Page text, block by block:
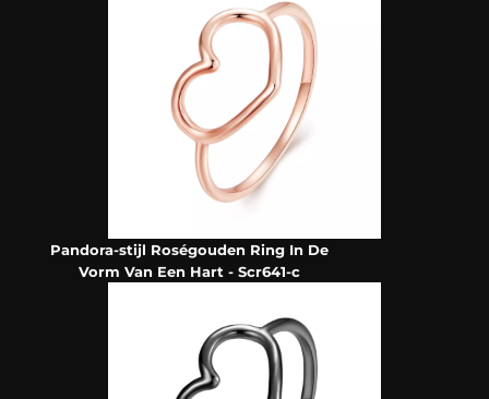
Pandora-stijl Roségouden Ring In De
Vorm Van Een Hart - Scr641-c